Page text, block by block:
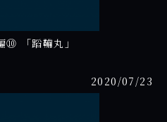
⑩ 「蹈鞴丸」
2020/07/23